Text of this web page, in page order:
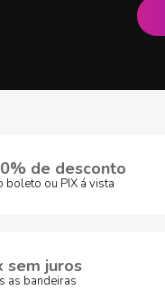
de desconto
boleto ou PIX á vista
sem juros
as bandeiras